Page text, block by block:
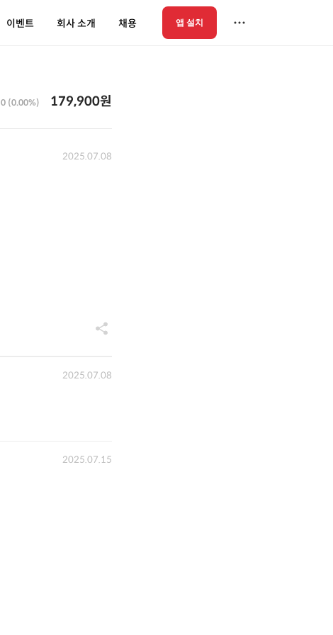
이벤트 회사 소개 채용 앱 설치
0 (0.00%) 179,900원
2025.07.08
2025.07.08
2025.07.15